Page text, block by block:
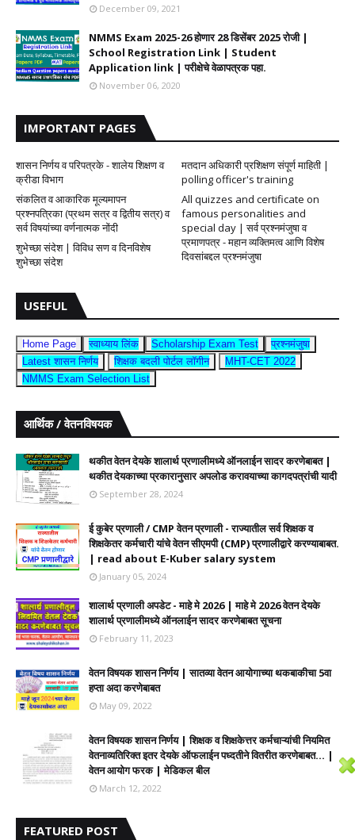
December 09, 2021
NMMS Exam 2025-26 होणार 28 डिसेंबर 2025 रोजी |
School Registration Link | Student
Application link | परीक्षेचे वेळापत्रक पहा.
November 06, 2020
IMPORTANT PAGES
शासन निर्णय व परिपत्रके - शालेय शिक्षण व
क्रीडा विभाग
मतदान अधिकारी प्रशिक्षण संपूर्ण माहिती |
polling officer's training
संकलित व आकारिक मूल्यमापन
प्रश्नपत्रिका (प्रथम सत्र व द्वितीय सत्र) व
सर्व विषयांच्या वर्णनात्मक नोंदी
All quizzes and certificate on
famous personalities and
special day | सर्व प्रश्नमंजुषा व
प्रमाणपत्र - महान व्यक्तिमत्व आणि विशेष
दिवसांबद्दल प्रश्नमंजुषा
शुभेच्छा संदेश | विविध सण व दिनविशेष
शुभेच्छा संदेश
USEFUL
Home Page स्वाध्याय लिंक Scholarship Exam Test
प्रश्नमंजुषा
Latest शासन निर्णय
शिक्षक बदली पोर्टल लॉगीन
MHT-CET 2022
NMMS Exam Selection List
आर्थिक / वेतनविषयक
थकीत वेतन देयके शालार्थ प्रणालीमध्ये ऑनलाईन सादर करणेबाबत |
थकीत देयकाच्या प्रकारानुसार अपलोड करावयाच्या कागदपत्रांची यादी
September 28, 2024
ई कुबेर प्रणाली / CMP वेतन प्रणाली - राज्यातील सर्व शिक्षक व
शिक्षकेतर कर्मचारी यांचे वेतन सीएमपी (CMP) प्रणालीद्वारे करण्याबाबत.
| read about E-Kuber salary system
January 05, 2024
शालार्थ प्रणाली अपडेट - माहे मे 2026 | माहे मे 2026 वेतन देयके
शालार्थ प्रणालीमध्ये ऑनलाईन सादर करणेबाबत सूचना
February 11, 2023
वेतन विषयक शासन निर्णय | सातव्या वेतन आयोगाच्या थकबाकीचा 5वा
हप्ता अदा करणेबाबत
May 09, 2022
वेतन विषयक शासन निर्णय | शिक्षक व शिक्षकेत्तर कर्मचाऱ्यांची नियमित
वेतनाव्यतिरिक्त इतर देयके ऑफलाईन पध्दतीने वितरीत करणेबाबत... |
वेतन आयोग फरक | मेडिकल बील
March 12, 2022
FEATURED POST